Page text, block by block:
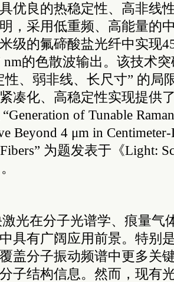
优良的热稳定性、高非线
，采用低重频、高能量的
级的氟碲酸盐光纤中实现
nm的色散波输出。该技术
性、弱非线、长尺寸” 的局
凑化、高稳定性实现提供
of Tunable
Beyond 4 μm in
为题发表于《Light:
光在分子光谱学、痕量气
具有广阔应用前景。特别
盖分子振动频谱中更多关
子结构信息。然而，现有